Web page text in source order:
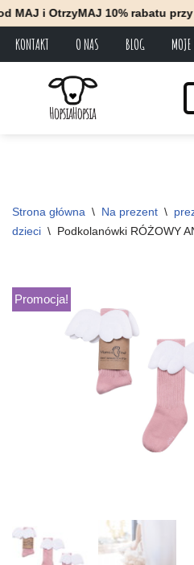
10% rabatu przy
KONTAKT O NAS BLOG
Strona główna \ Na prezent \
dzieci \ Podkolanówki RÓŻOWY
Promocja!